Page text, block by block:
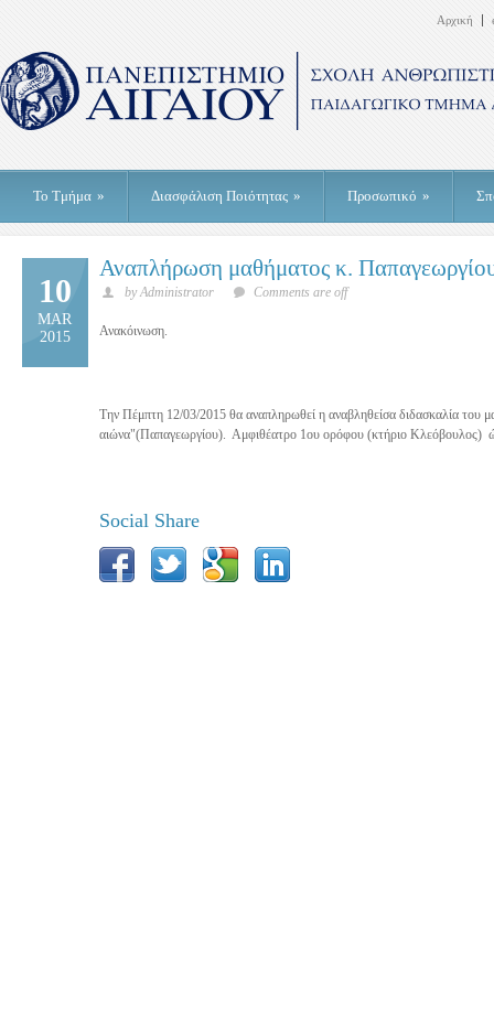
Αρχική
Το Τμήμα » Διασφάλιση Ποιότητας » Προσωπικό »
10
MAR
2015
Αναπλήρωση μαθήματος κ.
by Administrator Comments are off
Ανακόινωση.
Την Πέμπτη 12/03/2015 θα αναπληρωθεί η αναβληθείσα διδασκαλία του
αιώνα"(Παπαγεωργίου). Αμφιθέατρο 1ου ορόφου (κτήριο Κλεόβουλος)
Social Share